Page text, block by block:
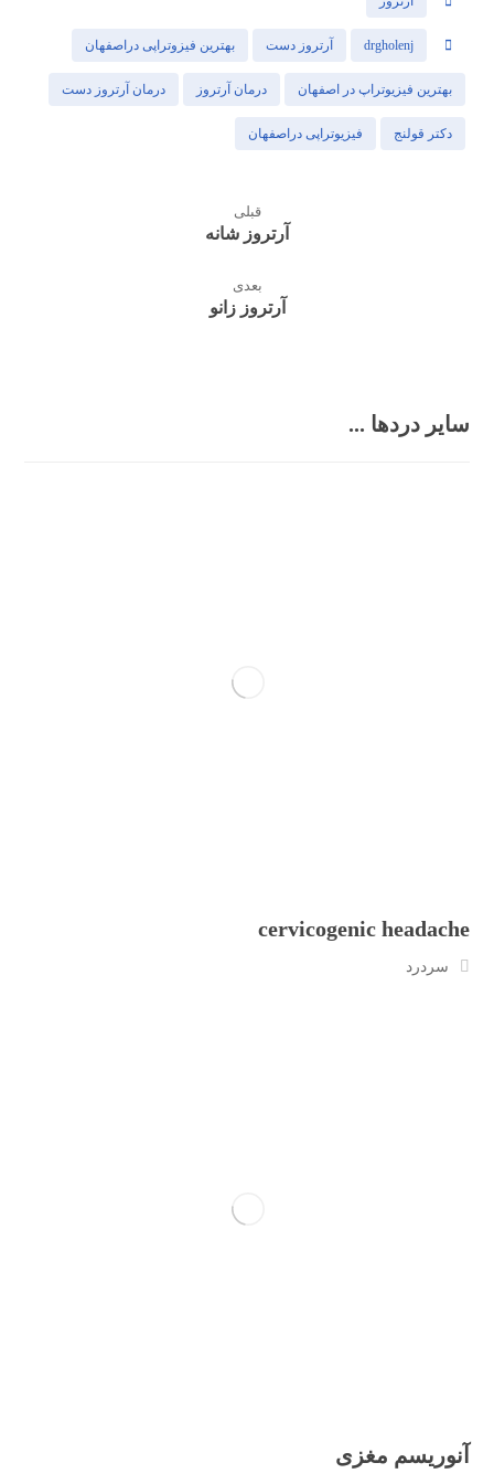
drgholenj آرتروز دست بهترین فیزوتراپی دراصفهان
بهترین فیزیوتراپ در اصفهان درمان آرتروز درمان آرتروز دست
دکتر قولنج فیزیوتراپی دراصفهان
قبلی
آرتروز شانه
بعدی
آرتروز زانو
سایر دردها ...
cervicogenic headache
سردرد
آنوریسم مغزی